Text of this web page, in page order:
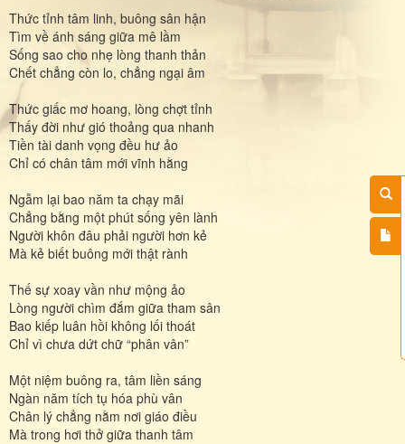
Thức tỉnh tâm linh, buông sân hận
Tìm về ánh sáng giữa mê lầm
Sống sao cho nhẹ lòng thanh thản
Chết chẳng còn lo, chẳng ngại âm
Thức giấc mơ hoang, lòng chợt tỉnh
Thấy đời như gió thoảng qua nhanh
Tiền tài danh vọng đều hư ảo
Chỉ có chân tâm mới vĩnh hằng
Ngẫm lại bao năm ta chạy mãi
Chẳng bằng một phút sống yên lành
Người khôn đâu phải người hơn kẻ
Mà kẻ biết buông mới thật rành
Thế sự xoay vần như mộng ảo
Lòng người chìm đắm giữa tham sân
Bao kiếp luân hồi không lối thoát
Chỉ vì chưa dứt chữ “phân vân”
Một niệm buông ra, tâm liền sáng
Ngàn năm tích tụ hóa phù vân
Chân lý chẳng nằm nơi giáo điều
Mà trong hơi thở giữa thanh tâm